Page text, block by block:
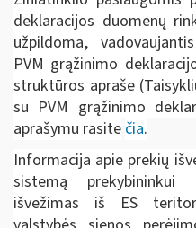
deklaracijos duomenų
užpildoma,
PVM grąžinimo
struktūros apraše
su PVM grąžinimo
aprašymu rasite čia.
Informacija apie prekių
sistemą
išvežimas iš ES